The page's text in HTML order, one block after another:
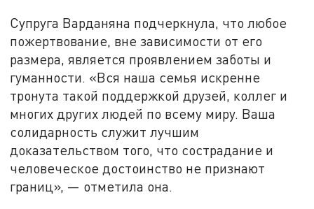
Супруга Варданяна подчеркнула, что любое
пожертвование, вне зависимости от его
размера, является проявлением заботы и
гуманности. «Вся наша семья искренне
тронута такой поддержкой друзей, коллег и
многих других людей по всему миру. Ваша
солидарность служит лучшим
доказательством того, что сострадание и
человеческое достоинство не признают
границ», — отметила она.